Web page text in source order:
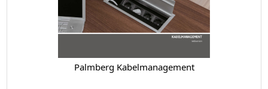
Palmberg Kabelmanagement